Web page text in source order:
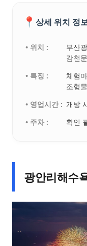
📍 상세 위치 정
• 위치 :
부산
감천
• 특징 :
체험
조형
• 영업시간 : 개방
• 주차 :
확인
광안리해수